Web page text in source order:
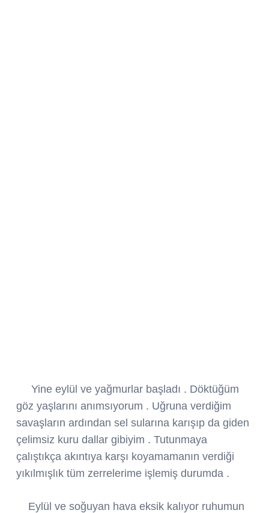
Yine eylül ve yağmurlar başladı . Döktüğüm
göz yaşlarını anımsıyorum . Uğruna verdiğim
savaşların ardından sel sularına karışıp da giden
çelimsiz kuru dallar gibiyim . Tutunmaya
çalıştıkça akıntıya karşı koyamamanın verdiği
yıkılmışlık tüm zerrelerime işlemiş durumda .
Eylül ve soğuyan hava eksik kalıyor ruhumun